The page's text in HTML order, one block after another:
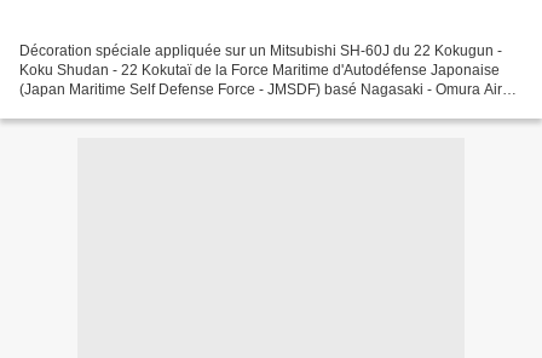
Décoration spéciale appliquée sur un Mitsubishi SH-60J du 22 Kokugun -
Koku Shudan - 22 Kokutaï de la Force Maritime d'Autodéfense Japonaise
(Japan Maritime Self Defense Force - JMSDF) basé Nagasaki - Omura Air